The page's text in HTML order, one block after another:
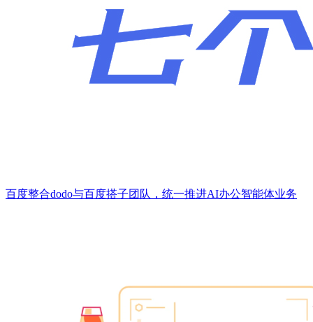
百度整合dodo与百度搭子团队，统一推进AI办公智能体业务